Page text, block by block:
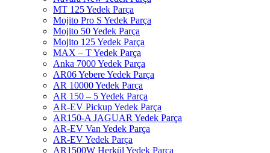
MT 125 Yedek Parça
Mojito Pro S Yedek Parça
Mojito 50 Yedek Parça
Mojito 125 Yedek Parça
MAX – T Yedek Parça
Anka 7000 Yedek Parça
AR06 Yebere Yedek Parça
AR 10000 Yedek Parça
AR 150 – 5 Yedek Parça
AR-EV Pickup Yedek Parça
AR150-A JAGUAR Yedek Parça
AR-EV Van Yedek Parça
AR-EV Yedek Parça
AR1500W Herkül Yedek Parça